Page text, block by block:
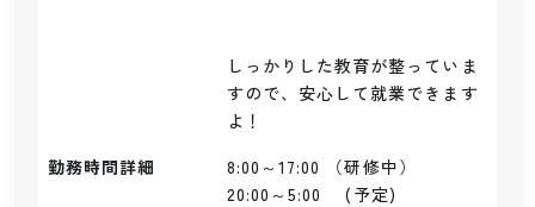
しっかりした教育が整っていま
すので、安心して就業できます
よ！
勤務時間詳細
8:00～17:00 （研修中）
20:00～5:00　 (予定)